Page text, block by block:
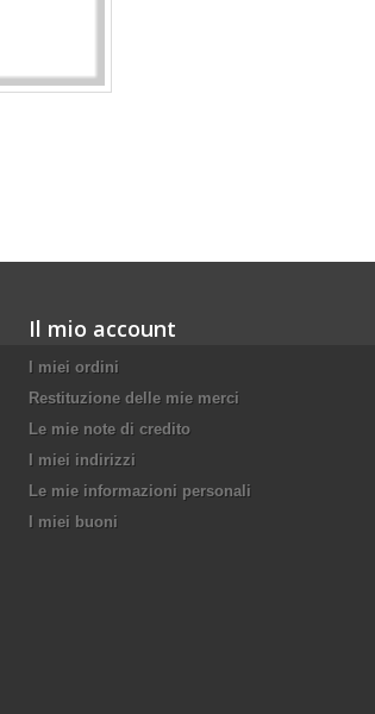
Il mio account
I miei ordini
Restituzione delle mie merci
Le mie note di credito
I miei indirizzi
Le mie informazioni personali
I miei buoni